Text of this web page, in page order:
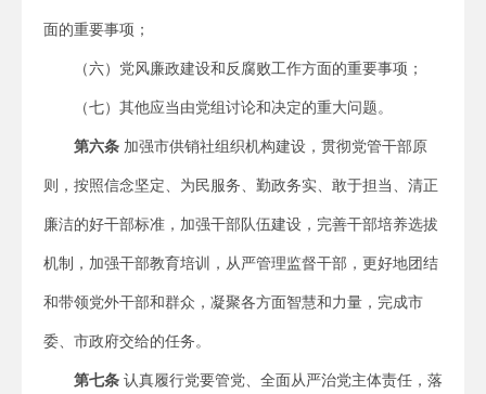
面的重要事项；
（六）党风廉政建设和反腐败工作方面的重要事项；
（七）其他应当由党组讨论和决定的重大问题。
第六条 加强市供销社组织机构建设，贯彻党管干部原
则，按照信念坚定、为民服务、勤政务实、敢于担当、清正
廉洁的好干部标准，加强干部队伍建设，完善干部培养选拔
机制，加强干部教育培训，从严管理监督干部，更好地团结
和带领党外干部和群众，凝聚各方面智慧和力量，完成市
委、市政府交给的任务。
第七条 认真履行党要管党、全面从严治党主体责任，落